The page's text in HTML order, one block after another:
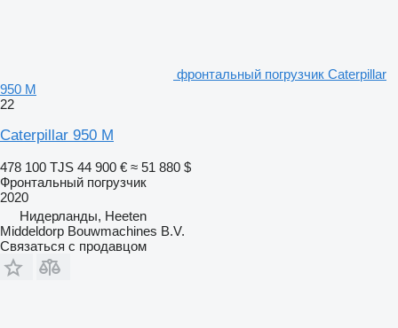
фронтальный погрузчик Caterpillar
950 M
22
Caterpillar 950 M
478 100 TJS 44 900 € ≈ 51 880 $
Фронтальный погрузчик
2020
Нидерланды, Heeten
Middeldorp Bouwmachines B.V.
Связаться с продавцом